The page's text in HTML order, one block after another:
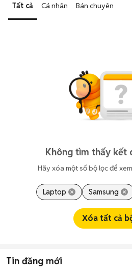
Tất cả Cá nhân Bán chuyên
Không tìm thấy kết
Hãy xóa một số bộ lọc để
Laptop Samsung
Xóa tất cả
Tin đăng mới